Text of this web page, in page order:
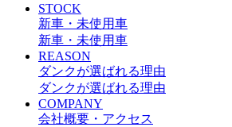
STOCK
新車・未使用車
新車・未使用車
REASON
ダンクが選ばれる理由
ダンクが選ばれる理由
COMPANY
会社概要・アクセス